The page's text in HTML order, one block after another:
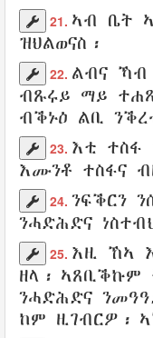
21. ኣብ ቤት
ዝህልወናስ፡
22. ልብና ኻብ
ብጹሩይ ማይ
ብቕኑዕ ልቢ
23. እቲ ተስፋ
እሙንቶ ተስፋና
24. ንፍቕርን
ንሓድሕድና
25. እዚ ኸኣ
ዘላ ፡ ኣጸቢቕኩም
ንሓድሕድና
ከም ዚገብርዎ፡